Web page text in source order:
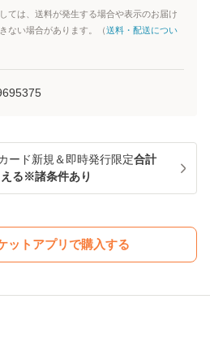
ては、送料が発生する場合や表示のお届け
ない場合があります。（送料・配送につい
ード新規＆即時発行限定合計
る※諸条件あり
ットアプリで購入する